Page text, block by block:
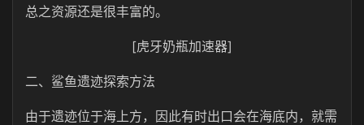
总之资源还是很丰富的。
[虎牙奶瓶加速器]
二、鲨鱼遗迹探索方法
由于遗迹位于海上方，因此有时出口会在海底内，就需